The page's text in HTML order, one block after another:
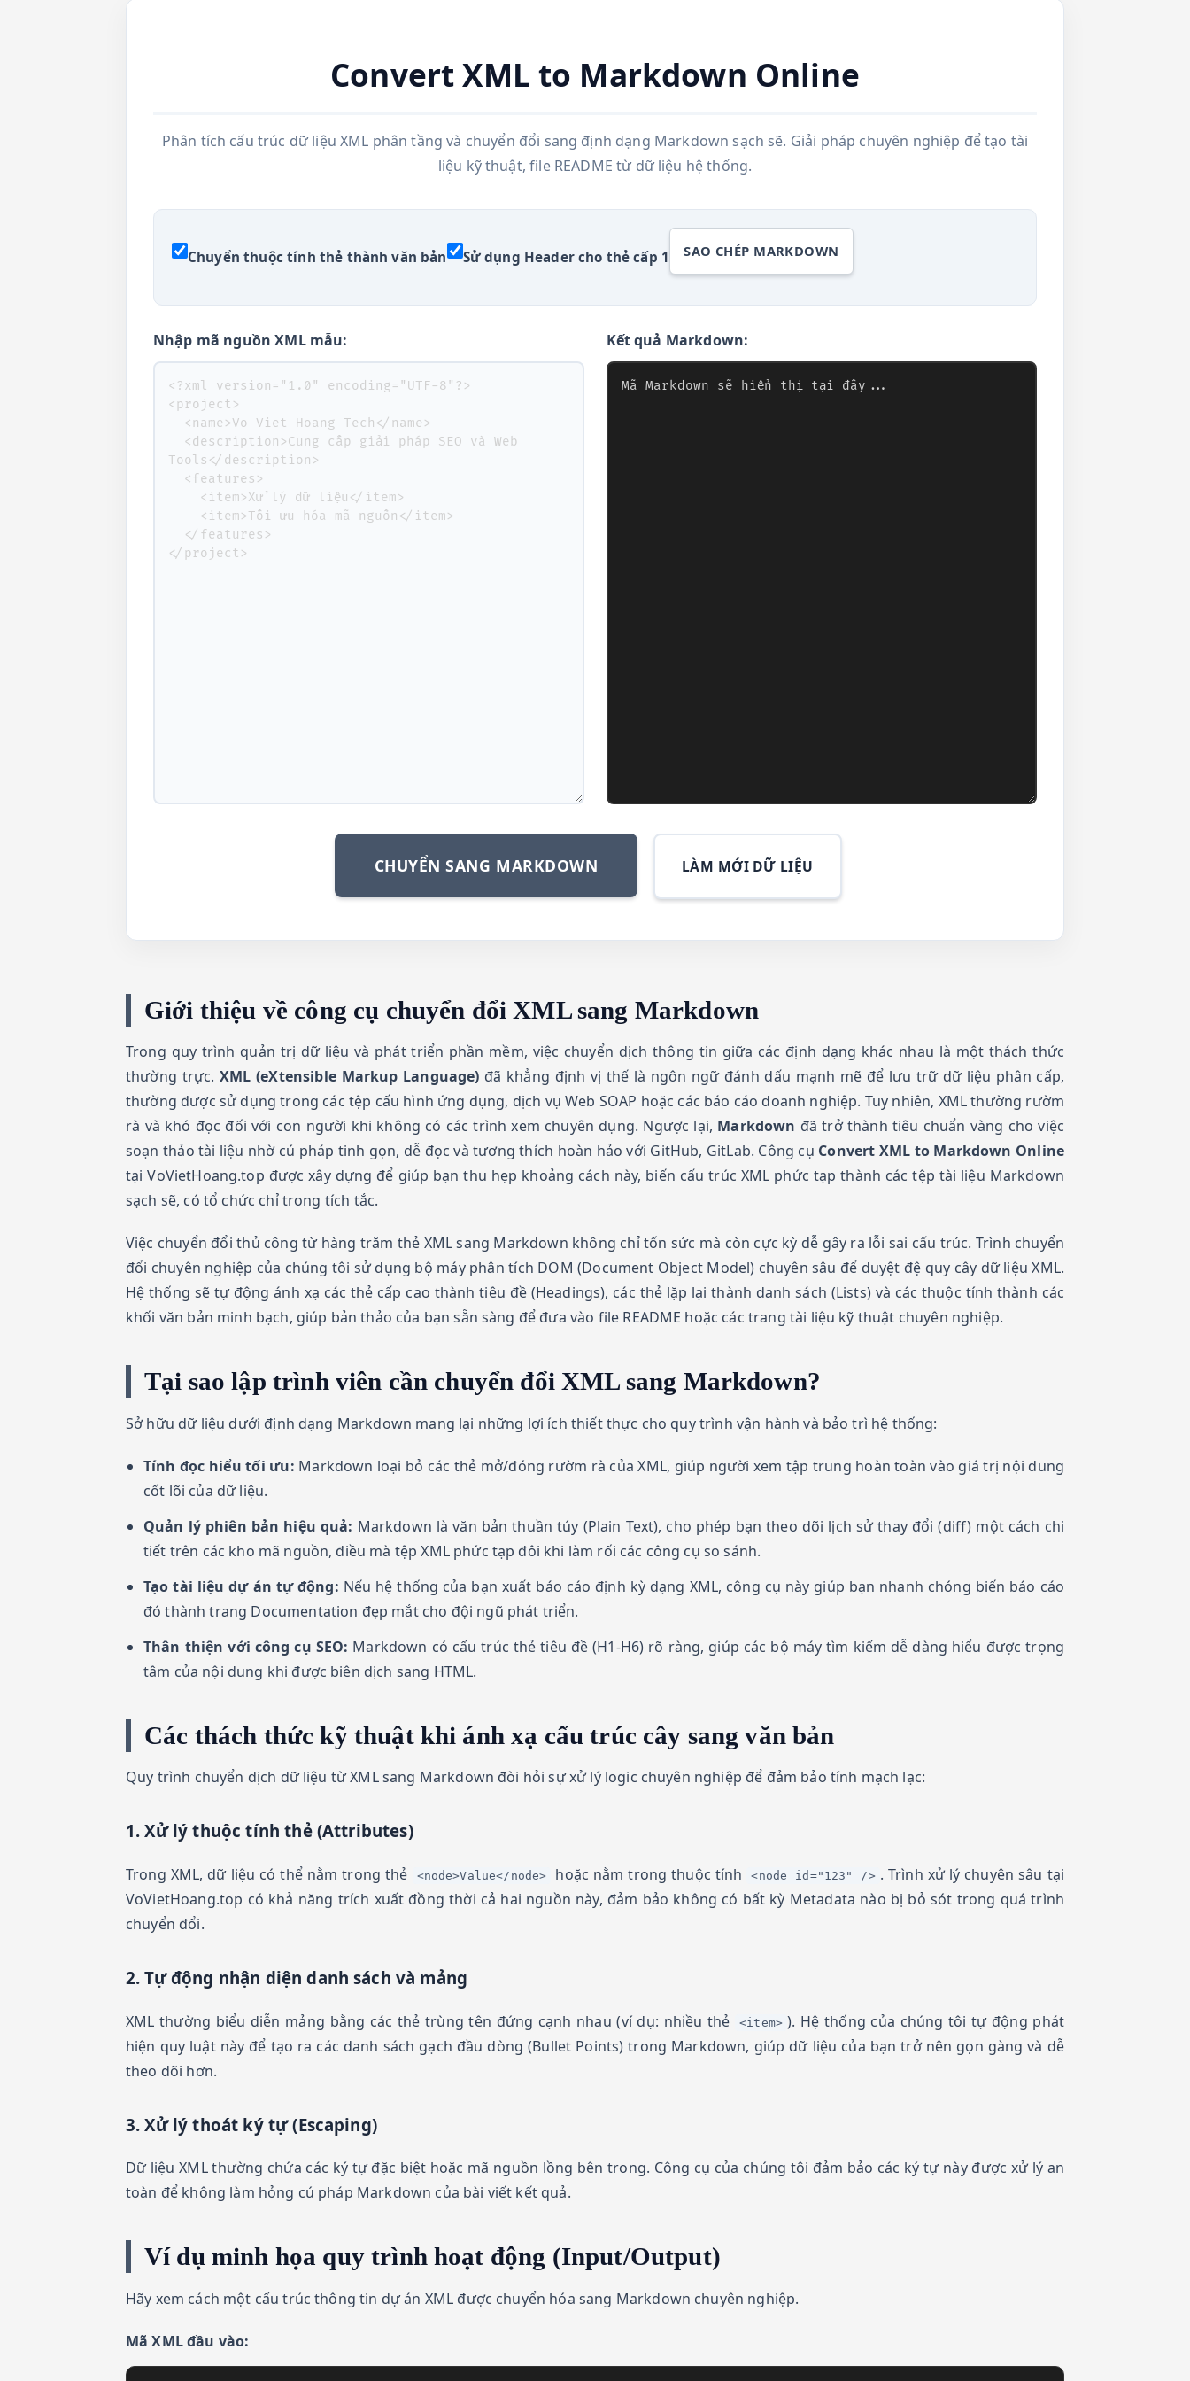
Convert XML to Markdown Online
Phân tích cấu trúc dữ liệu XML phân tầng và chuyển đổi sang định dạng Markdown sạch sẽ. Giải pháp chuyên nghiệp để tạo tài
liệu kỹ thuật, file README từ dữ liệu hệ thống.
Chuyển thuộc tính thẻ thành văn bản Sử dụng Header cho thẻ cấp 1 SAO CHÉP MARKDOWN
Nhập mã nguồn XML mẫu: Kết quả Markdown:
CHUYỂN SANG MARKDOWN LÀM MỚI DỮ LIỆU
Giới thiệu về công cụ chuyển đổi XML sang Markdown
Trong quy trình quản trị dữ liệu và phát triển phần mềm, việc chuyển dịch thông tin giữa các định dạng khác nhau là một thách thức
thường trực.XML (eXtensible Markup Language) đã khẳng định vị thế là ngôn ngữ đánh dấu mạnh mẽ để lưu trữ dữ liệu phân cấp,
thường được sử dụng trong các tệp cấu hình ứng dụng, dịch vụ Web SOAP hoặc các báo cáo doanh nghiệp. Tuy nhiên, XML thường rườm
rà và khó đọc đối với con người khi không có các trình xem chuyên dụng. Ngược lại, Markdown đã trở thành tiêu chuẩn vàng cho việc
soạn thảo tài liệu nhờ cú pháp tinh gọn, dễ đọc và tương thích hoàn hảo với GitHub, GitLab. Công cụ Convert XML to Markdown Online
tại VoVietHoang.top được xây dựng để giúp bạn thu hẹp khoảng cách này, biến cấu trúc XML phức tạp thành các tệp tài liệu Markdown
sạch sẽ, có tổ chức chỉ trong tích tắc.
Việc chuyển đổi thủ công từ hàng trăm thẻ XML sang Markdown không chỉ tốn sức mà còn cực kỳ dễ gây ra lỗi sai cấu trúc. Trình chuyển
đổi chuyên nghiệp của chúng tôi sử dụng bộ máy phân tích DOM (Document Object Model) chuyên sâu để duyệt đệ quy cây dữ liệu XML.
Hệ thống sẽ tự động ánh xạ các thẻ cấp cao thành tiêu đề (Headings), các thẻ lặp lại thành danh sách (Lists) và các thuộc tính thành các
khối văn bản minh bạch, giúp bản thảo của bạn sẵn sàng để đưa vào file README hoặc các trang tài liệu kỹ thuật chuyên nghiệp.
Tại sao lập trình viên cần chuyển đổi XML sang Markdown?
Sở hữu dữ liệu dưới định dạng Markdown mang lại những lợi ích thiết thực cho quy trình vận hành và bảo trì hệ thống:
Tính đọc hiểu tối ưu: Markdown loại bỏ các thẻ mở/đóng rườm rà của XML, giúp người xem tập trung hoàn toàn vào giá trị nội dung
cốt lõi của dữ liệu.
Quản lý phiên bản hiệu quả: Markdown là văn bản thuần túy (Plain Text), cho phép bạn theo dõi lịch sử thay đổi (diff) một cách chi
tiết trên các kho mã nguồn, điều mà tệp XML phức tạp đôi khi làm rối các công cụ so sánh.
Tạo tài liệu dự án tự động: Nếu hệ thống của bạn xuất báo cáo định kỳ dạng XML, công cụ này giúp bạn nhanh chóng biến báo cáo
đó thành trang Documentation đẹp mắt cho đội ngũ phát triển.
Thân thiện với công cụ SEO: Markdown có cấu trúc thẻ tiêu đề (H1-H6) rõ ràng, giúp các bộ máy tìm kiếm dễ dàng hiểu được trọng
tâm của nội dung khi được biên dịch sang HTML.
Các thách thức kỹ thuật khi ánh xạ cấu trúc cây sang văn bản
Quy trình chuyển dịch dữ liệu từ XML sang Markdown đòi hỏi sự xử lý logic chuyên nghiệp để đảm bảo tính mạch lạc:
1. Xử lý thuộc tính thẻ (Attributes)
Trong XML, dữ liệu có thể nằm trong thẻ <node>Value</node> hoặc nằm trong thuộc tính <node id="123" /> . Trình xử lý chuyên sâu tại
VoVietHoang.top có khả năng trích xuất đồng thời cả hai nguồn này, đảm bảo không có bất kỳ Metadata nào bị bỏ sót trong quá trình
chuyển đổi.
2. Tự động nhận diện danh sách và mảng
XML thường biểu diễn mảng bằng các thẻ trùng tên đứng cạnh nhau (ví dụ: nhiều thẻ <item> ). Hệ thống của chúng tôi tự động phát
hiện quy luật này để tạo ra các danh sách gạch đầu dòng (Bullet Points) trong Markdown, giúp dữ liệu của bạn trở nên gọn gàng và dễ
theo dõi hơn.
3. Xử lý thoát ký tự (Escaping)
Dữ liệu XML thường chứa các ký tự đặc biệt hoặc mã nguồn lồng bên trong. Công cụ của chúng tôi đảm bảo các ký tự này được xử lý an
toàn để không làm hỏng cú pháp Markdown của bài viết kết quả.
Ví dụ minh họa quy trình hoạt động (Input/Output)
Hãy xem cách một cấu trúc thông tin dự án XML được chuyển hóa sang Markdown chuyên nghiệp.
Mã XML đầu vào: